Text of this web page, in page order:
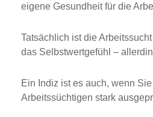
eigene Gesundheit für die
Tatsächlich ist die
das Selbstwertgefühl –
Ein Indiz ist es auch, wenn
Arbeitssüchtigen stark